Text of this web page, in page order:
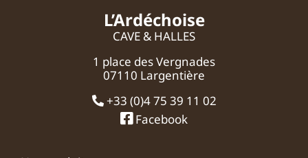
L’Ardéchoise
CAVE & HALLES
1 place des Vergnades
07110 Largentière
+33 (0)4 75 39 11 02
Facebook